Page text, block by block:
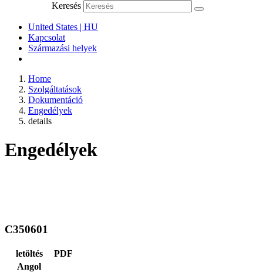
Keresés
United States | HU
Kapcsolat
Származási helyek
Home
Szolgáltatások
Dokumentáció
Engedélyek
details
Engedélyek
C350601
letöltés
PDF
Angol